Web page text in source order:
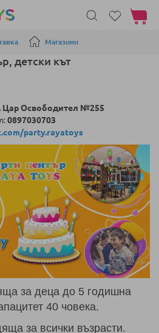
Магазини
Моята
детски кът
Цар Освободител №255
0897030703
party.rayatoys
за деца до 5 годишна
40 човека.
за всички възрасти.